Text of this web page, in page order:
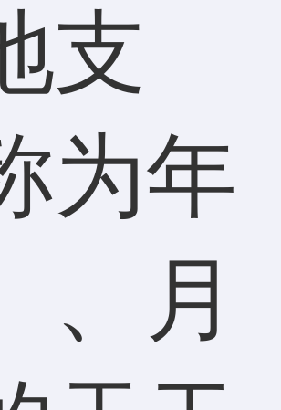
支
为年
、月